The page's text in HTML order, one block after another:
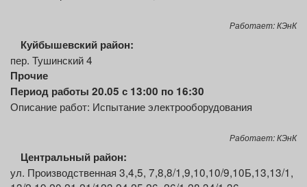
Работает: КЭнК
Куйбышевский район:
пер. Тушинский 4
Прочие
Период работы 20.05 с 13:00 по 16:30
Описание работ: Испытание электрооборудования
Работает: КЭнК
Центральный район:
ул. Производственная 3,4,5, 7,8,8/1,9,10,10/9,10Б,13,13/1,